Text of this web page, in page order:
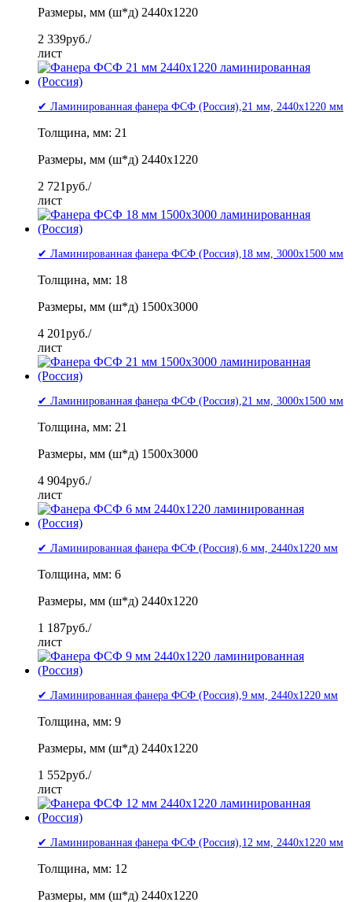
Размеры, мм (ш*д) 2440x1220
2 339руб./
лист
✔ Ламинированная фанера ФСФ (Россия),21 мм, 2440x1220 мм
Толщина, мм: 21
Размеры, мм (ш*д) 2440x1220
2 721руб./
лист
✔ Ламинированная фанера ФСФ (Россия),18 мм, 3000x1500 мм
Толщина, мм: 18
Размеры, мм (ш*д) 1500x3000
4 201руб./
лист
✔ Ламинированная фанера ФСФ (Россия),21 мм, 3000x1500 мм
Толщина, мм: 21
Размеры, мм (ш*д) 1500x3000
4 904руб./
лист
✔ Ламинированная фанера ФСФ (Россия),6 мм, 2440x1220 мм
Толщина, мм: 6
Размеры, мм (ш*д) 2440x1220
1 187руб./
лист
✔ Ламинированная фанера ФСФ (Россия),9 мм, 2440x1220 мм
Толщина, мм: 9
Размеры, мм (ш*д) 2440x1220
1 552руб./
лист
✔ Ламинированная фанера ФСФ (Россия),12 мм, 2440x1220 мм
Толщина, мм: 12
Размеры, мм (ш*д) 2440x1220